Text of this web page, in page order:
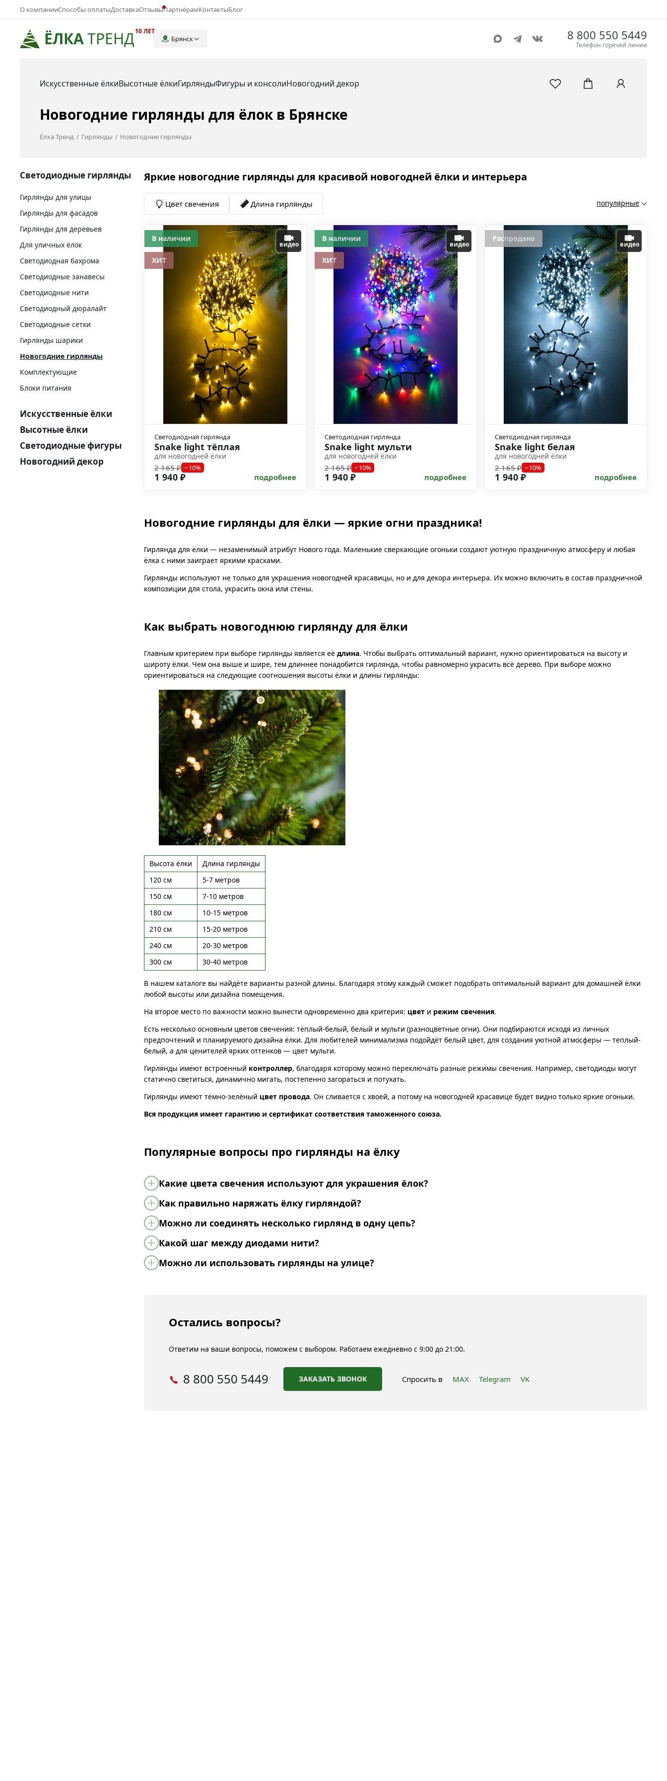
ЁЛКАТРЕНД10 ЛЕТ
Брянск
О компанииСпособы оплатыДоставкаОтзывыПартнёрамКонтактыБлог
8 800 550 5449
Телефон горячей линии
Искусственные ёлкиВысотные ёлкиГирляндыФигуры и консолиНовогодний декор
Новогодние гирлянды для ёлок в Брянске
Ёлка Тренд Гирлянды Новогодние гирлянды
Светодиодные гирлянды
Гирлянды для улицы
Гирлянды для фасадов
Гирлянды для деревьев
Для уличных ёлок
Светодиодная бахрома
Светодиодные занавесы
Светодиодные нити
Светодиодный дюралайт
Светодиодные сетки
Гирлянды шарики
Новогодние гирлянды
Комплектующие
Блоки питания
Искусственные ёлки
Высотные ёлки
Светодиодные фигуры
Новогодний декор
Яркие новогодние гирлянды для красивой новогодней ёлки и интерьера
Цвет свечения Длина гирлянды популярные
видео
Светодиодная гирлянда
Snake light тёплая
для новогодней ёлки
2 165 ₽ −10%
1 940 ₽ подробнее
В наличии
ХИТ
видео
Светодиодная гирлянда
Snake light мульти
для новогодней ёлки
2 165 ₽ −10%
1 940 ₽ подробнее
В наличии
ХИТ
видео
Светодиодная гирлянда
Snake light белая
для новогодней ёлки
2 165 ₽ −10%
1 940 ₽ подробнее
Распродано
Новогодние гирлянды для ёлки — яркие огни праздника!
Гирлянда для ёлки — незаменимый атрибут Нового года. Маленькие сверкающие огоньки создают уютную праздничную атмосферу и любая
ёлка с ними заиграет яркими красками.
Гирлянды используют не только для украшения новогодней красавицы, но и для декора интерьера. Их можно включить в состав праздничной
композиции для стола, украсить окна или стены.
Как выбрать новогоднюю гирлянду для ёлки
Главным критерием при выборе гирлянды является её длина. Чтобы выбрать оптимальный вариант, нужно ориентироваться на высоту и
широту ёлки. Чем она выше и шире, тем длиннее понадобится гирлянда, чтобы равномерно украсить всё дерево. При выборе можно
ориентироваться на следующие соотношения высоты ёлки и длины гирлянды:
Высота ёлки
Длина гирлянды
120 см
5-7 метров
150 см
7-10 метров
180 см
10-15 метров
210 см
15-20 метров
240 см
20-30 метров
300 см
30-40 метров
В нашем каталоге вы найдёте варианты разной длины. Благодаря этому каждый сможет подобрать оптимальный вариант для домашней ёлки
любой высоты или дизайна помещения.
На второе место по важности можно вынести одновременно два критерия: цвет и режим свечения.
Есть несколько основным цветов свечения: тёплый-белый, белый и мульти (разноцветные огни). Они подбираются исходя из личных
предпочтений и планируемого дизайна ёлки. Для любителей минимализма подойдёт белый цвет, для создания уютной атмосферы — теплый-
белый, а для ценителей ярких оттенков — цвет мульти.
Гирлянды имеют встроенный контроллер, благодаря которому можно переключать разные режимы свечения. Например, светодиоды могут
статично светиться, динамично мигать, постепенно загораться и потухать.
Гирлянды имеют тёмно-зелёный цвет провода. Он сливается с хвоей, а потому на новогодней красавице будет видно только яркие огоньки.
Вся продукция имеет гарантию и сертификат соответствия таможенного союза.
Популярные вопросы про гирлянды на ёлку
Какие цвета свечения используют для украшения ёлок?
Как правильно наряжать ёлку гирляндой?
Можно ли соединять несколько гирлянд в одну цепь?
Какой шаг между диодами нити?
Можно ли использовать гирлянды на улице?
Остались вопросы?
Ответим на ваши вопросы, поможем с выбором. Работаем ежедневно с 9:00 до 21:00.
8 800 550 5449 ЗАКАЗАТЬ ЗВОНОК Спросить в MAX Telegram VK